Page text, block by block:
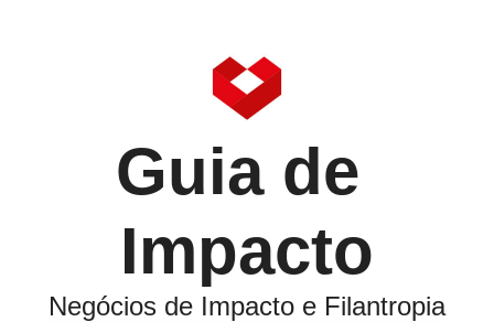
Guia de
Impacto
Negócios de Impacto e Filantropia